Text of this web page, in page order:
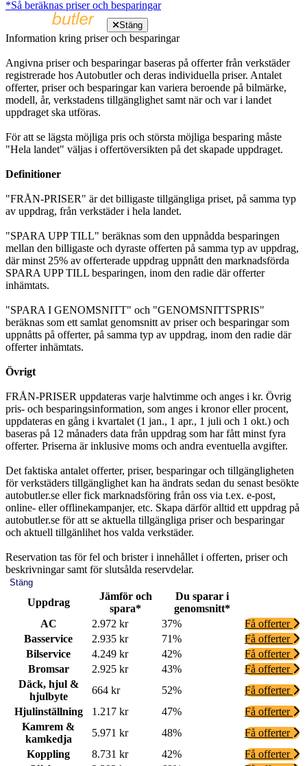
*Så beräknas priser och besparingar
Stäng
Information kring priser och besparingar
Angivna priser och besparingar baseras på offerter från verkstäder
registrerade hos Autobutler och deras individuella priser. Antalet
offerter, priser och besparingar kan variera beroende på bilmärke,
modell, år, verkstadens tillgänglighet samt när och var i landet
uppdraget ska utföras.
För att se lägsta möjliga pris och största möjliga besparing måste
"Hela landet" väljas i offertöversikten på det skapade uppdraget.
Definitioner
"FRÅN-PRISER" är det billigaste tillgängliga priset, på samma typ
av uppdrag, från verkstäder i hela landet.
"SPARA UPP TILL" beräknas som den uppnådda besparingen
mellan den billigaste och dyraste offerten på samma typ av uppdrag,
där minst 25% av offerterade uppdrag uppnått den marknadsförda
SPARA UPP TILL besparingen, inom den radie där offerter
inhämtats.
"SPARA I GENOMSNITT" och "GENOMSNITTSPRIS"
beräknas som ett samlat genomsnitt av priser och besparingar som
uppnåtts på offerter, på samma typ av uppdrag, inom den radie där
offerter inhämtats.
Övrigt
FRÅN-PRISER uppdateras varje halvtimme och anges i kr. Övrig
pris- och besparingsinformation, som anges i kronor eller procent,
uppdateras en gång i kvartalet (1 jan., 1 apr., 1 juli och 1 okt.) och
baseras på 12 månaders data från uppdrag som har fått minst fyra
offerter. Priserna är inklusive moms och andra eventuella avgifter.
Det faktiska antalet offerter, priser, besparingar och tillgängligheten
för verkstäders tillgänglighet kan ha ändrats sedan du senast besökte
autobutler.se eller fick marknadsföring från oss via t.ex. e-post,
online- eller offlinekampanjer, etc. Skapa därför alltid ett uppdrag på
autobutler.se för att se aktuella tillgängliga priser och besparingar
och aktuell tillgänlihet hos valda verkstäder.
Reservation tas för fel och brister i innehållet i offerten, priser och
beskrivningar samt för slutsålda reservdelar.
Stäng
Uppdrag
Jämför och
spara*
Du sparar i
genomsnitt*
AC
2.972 kr 37%
Få offerter
Basservice
2.935 kr 71%
Få offerter
Bilservice
4.249 kr 42%
Få offerter
Bromsar
2.925 kr 43%
Få offerter
Däck, hjul &
hjulbyte
664 kr 52%
Få offerter
Hjulinställning
1.217 kr 47%
Få offerter
Kamrem &
kamkedja
5.971 kr 48%
Få offerter
Koppling
8.731 kr 42%
Få offerter